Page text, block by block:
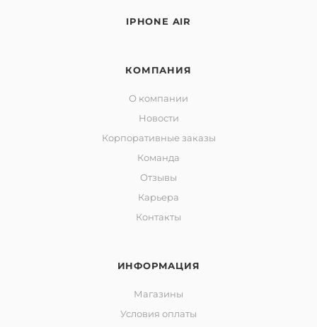
IPHONE AIR
КОМПАНИЯ
О компании
Новости
Корпоративные заказы
Команда
Отзывы
Карьера
Контакты
ИНФОРМАЦИЯ
Магазины
Условия оплаты